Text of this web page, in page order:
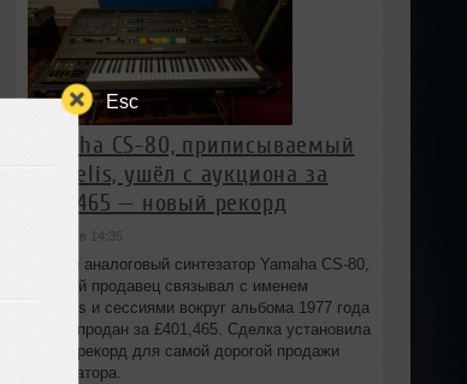
Esc
Yamaha CS-80, приписываемый
Vangelis, ушёл с аукциона за
£401,465 — новый рекорд
сегодня в 14:35
Редкий аналоговый синтезатор Yamaha CS-80,
который продавец связывал с именем
Vangelis и сессиями вокруг альбома 1977 года
Spiral, продан за £401,465. Сделка установила
новый рекорд для самой дорогой продажи
синтезатора.